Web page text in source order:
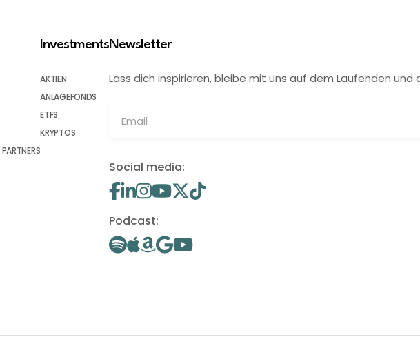
Investments
AKTIEN
ANLAGEFONDS
ETFS
KRYPTOS
Newsletter
Lass dich inspirieren, bleibe mit uns auf dem Laufenden
Social media:
Podcast: